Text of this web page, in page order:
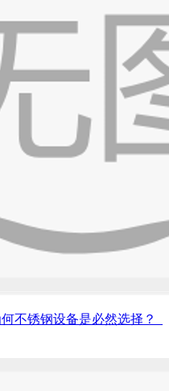
不锈钢设备是必然选择？_